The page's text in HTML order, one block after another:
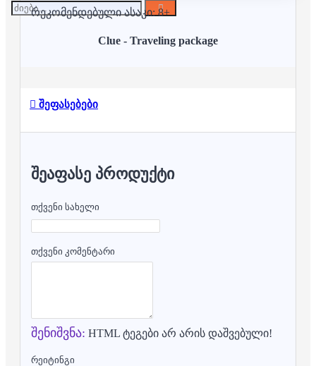
რეკომენდებული ასაკი: 8+
Clue - Traveling package
შეფასებები
ᲨᲔᲐᲤᲐᲡᲔ ᲞᲠᲝᲓᲣᲥᲢᲘ
თქვენი სახელი
თქვენი კომენტარი
შენიშვნა: HTML ტეგები არ არის დაშვებული!
რეიტინგი